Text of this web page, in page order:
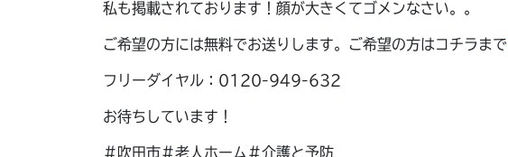
私も掲載されております！顔が大きくてゴメンなさい。。
ご希望の方には無料でお送りします。ご希望の方はコチラまで
フリーダイヤル：0120-949-632
お待ちしています！
＃吹田市＃老人ホーム＃介護と予防